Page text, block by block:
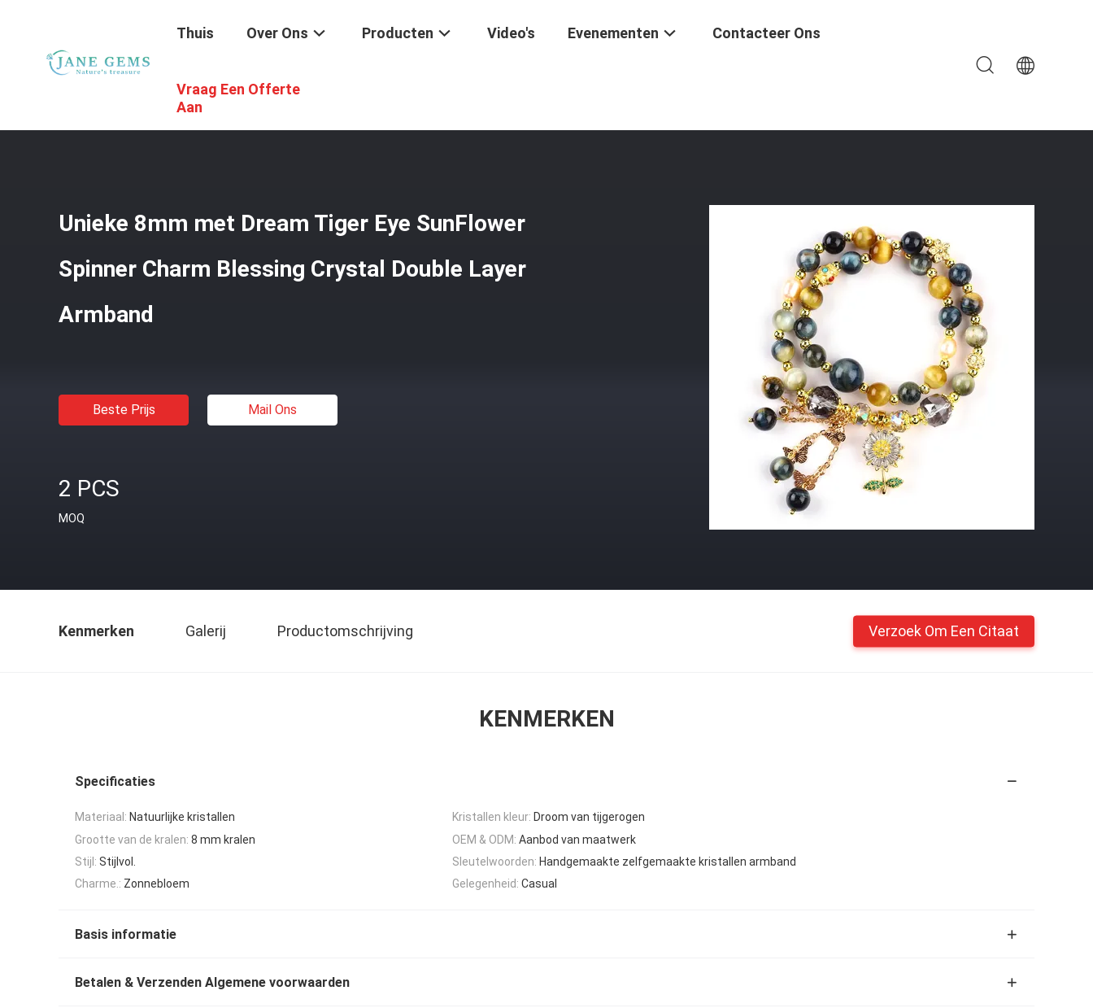
Thuis Over Ons Producten Video's Evenementen Contacteer Ons
Vraag Een Offerte
Aan
Handgemaakte Juwelen Van Edelstenen
Unieke 8mm met Dream Tiger Eye SunFlower
Spinner Charm Blessing Crystal Double Layer
Armband
Beste Prijs Mail Ons
2 PCS
MOQ
Kenmerken Galerij Productomschrijving Verzoek Om Een Citaat
KENMERKEN
Specificaties
Materiaal: Natuurlijke kristallen Kristallen kleur: Droom van tijgerogen
Grootte van de kralen: 8 mm kralen OEM & ODM: Aanbod van maatwerk
Stijl: Stijlvol. Sleutelwoorden: Handgemaakte zelfgemaakte kristallen armband
Charme.: Zonnebloem Gelegenheid: Casual
Basis informatie
Betalen & Verzenden Algemene voorwaarden